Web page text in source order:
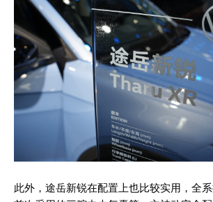
此外，途岳新锐在配置上也比较实用，全